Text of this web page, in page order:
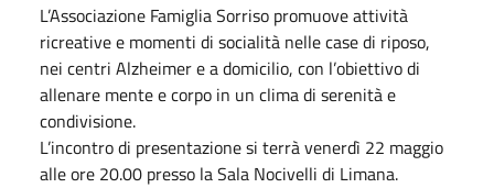
L’Associazione Famiglia Sorriso promuove attività
ricreative e momenti di socialità nelle case di riposo,
nei centri Alzheimer e a domicilio, con l’obiettivo di
allenare mente e corpo in un clima di serenità e
condivisione.
L’incontro di presentazione si terrà venerdì 22 maggio
alle ore 20.00 presso la Sala Nocivelli di Limana.